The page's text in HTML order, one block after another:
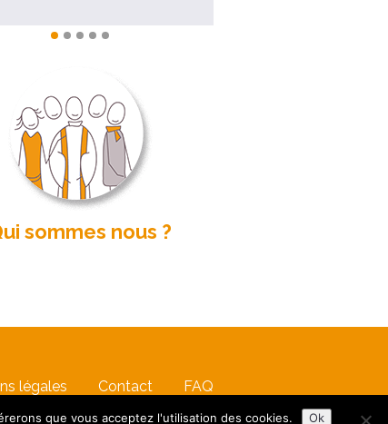
sommes nous ?
légales Contact FAQ
que vous acceptez l'utilisation des cookies. Ok